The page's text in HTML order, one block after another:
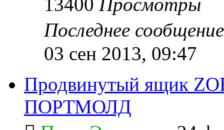
Последнее
03 сен 2013, 09:47
Продвинутый ящик
ПОРТМОЛД